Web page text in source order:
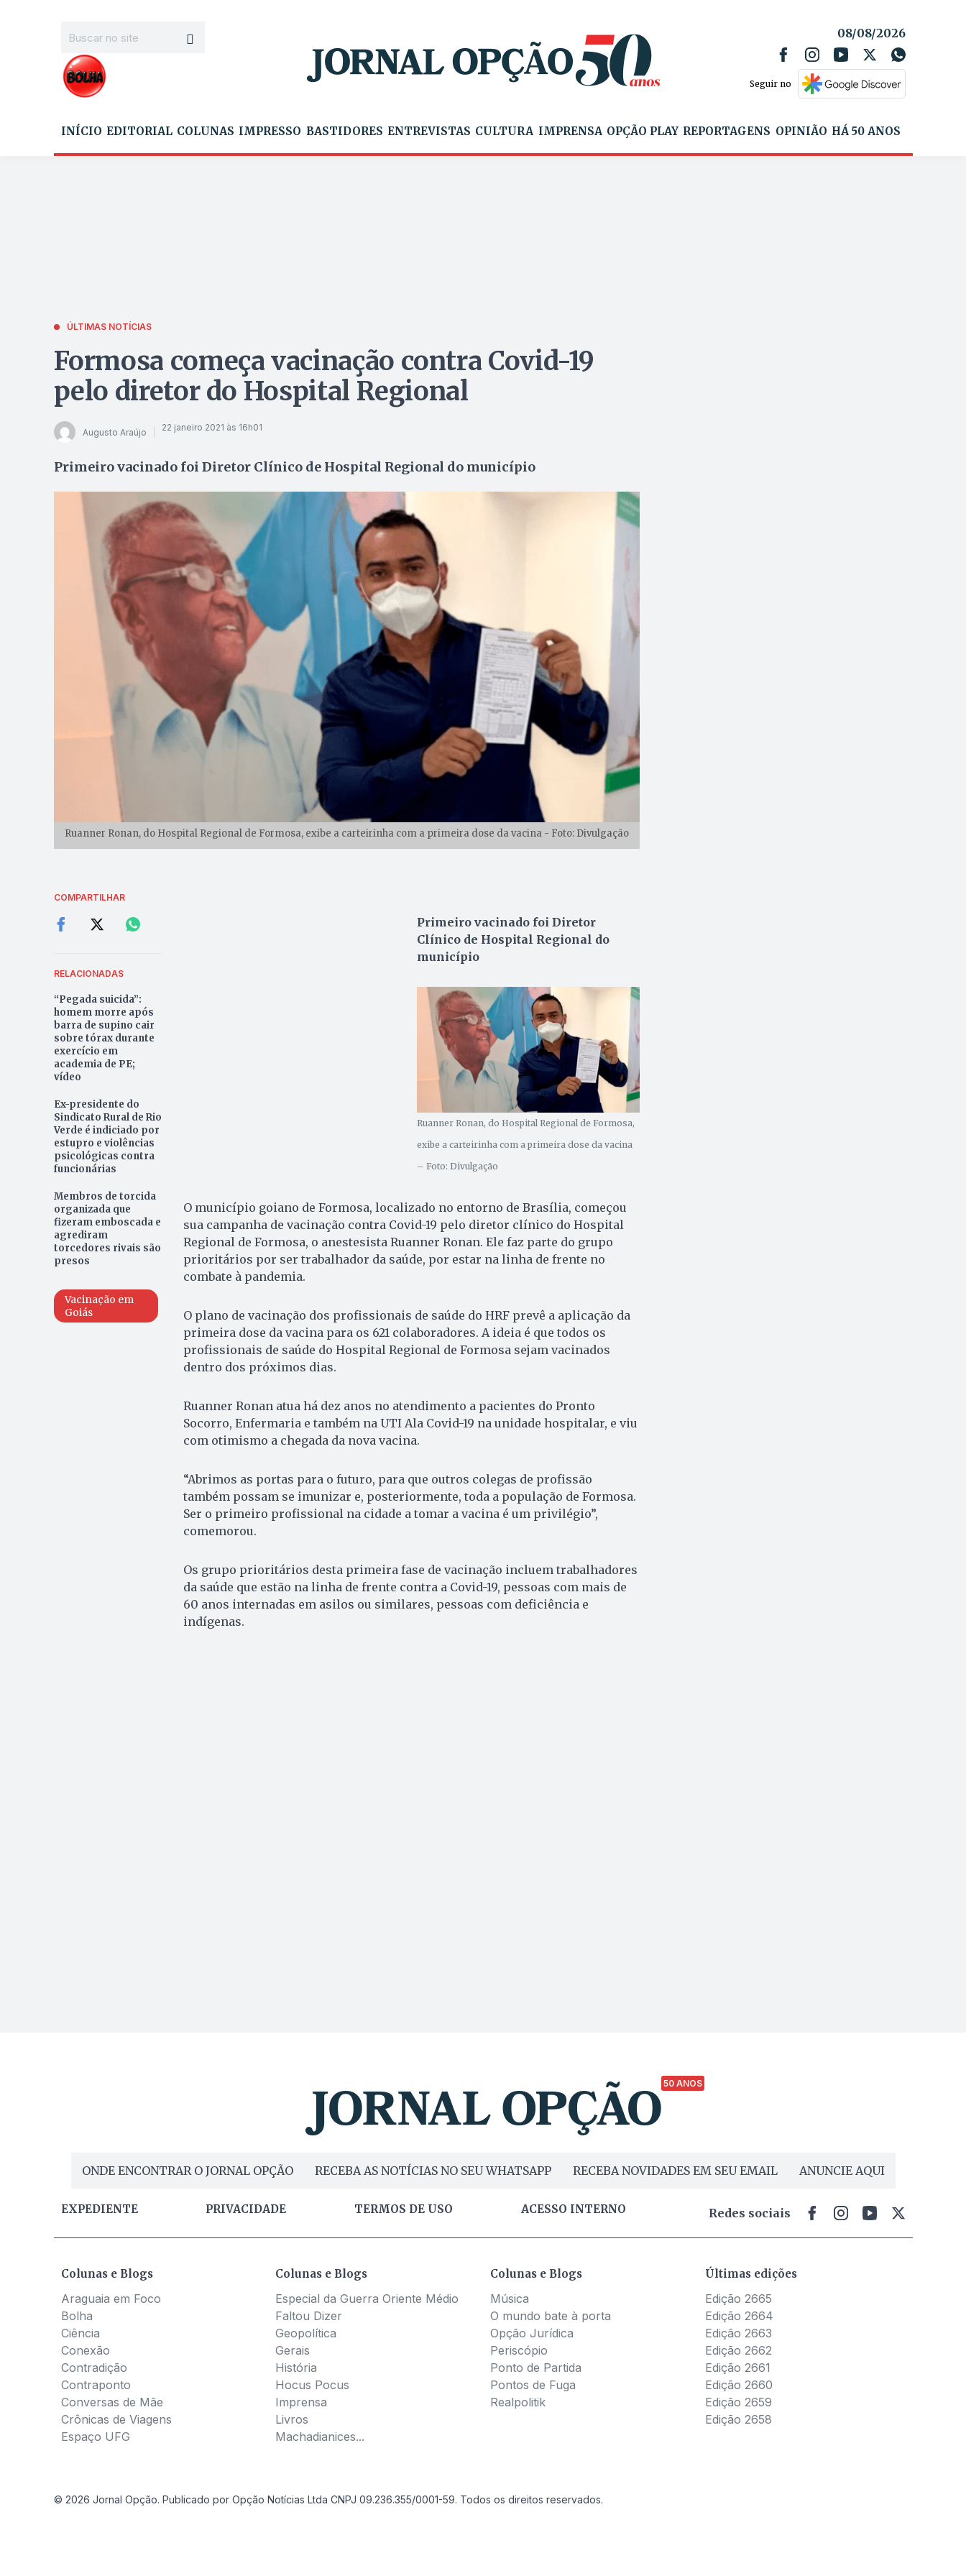
08/08/2026
Seguir no
INÍCIO EDITORIAL COLUNAS IMPRESSO BASTIDORES ENTREVISTAS CULTURA IMPRENSA OPÇÃO PLAY REPORTAGENS OPINIÃO HÁ 50 ANOS
ÚLTIMAS NOTÍCIAS
Formosa começa vacinação contra Covid-19
pelo diretor do Hospital Regional
Augusto Araújo 22 janeiro 2021 às 16h01
Primeiro vacinado foi Diretor Clínico de Hospital Regional do município
Ruanner Ronan, do Hospital Regional de Formosa, exibe a carteirinha com a primeira dose da vacina - Foto: Divulgação
COMPARTILHAR
RELACIONADAS
“Pegada suicida”:
homem morre após
barra de supino cair
sobre tórax durante
exercício em
academia de PE;
vídeo
Ex-presidente do
Sindicato Rural de Rio
Verde é indiciado por
estupro e violências
psicológicas contra
funcionárias
Membros de torcida
organizada que
fizeram emboscada e
agrediram
torcedores rivais são
presos
Vacinação em
Goiás
Primeiro vacinado foi Diretor
Clínico de Hospital Regional do
município
Ruanner Ronan, do Hospital Regional de Formosa,
exibe a carteirinha com a primeira dose da vacina
– Foto: Divulgação
O município goiano de Formosa, localizado no entorno de Brasília, começou
sua campanha de vacinação contra Covid-19 pelo diretor clínico do Hospital
Regional de Formosa, o anestesista Ruanner Ronan. Ele faz parte do grupo
prioritários por ser trabalhador da saúde, por estar na linha de frente no
combate à pandemia.
O plano de vacinação dos profissionais de saúde do HRF prevê a aplicação da
primeira dose da vacina para os 621 colaboradores. A ideia é que todos os
profissionais de saúde do Hospital Regional de Formosa sejam vacinados
dentro dos próximos dias.
Ruanner Ronan atua há dez anos no atendimento a pacientes do Pronto
Socorro, Enfermaria e também na UTI Ala Covid-19 na unidade hospitalar, e viu
com otimismo a chegada da nova vacina.
“Abrimos as portas para o futuro, para que outros colegas de profissão
também possam se imunizar e, posteriormente, toda a população de Formosa.
Ser o primeiro profissional na cidade a tomar a vacina é um privilégio”,
comemorou.
Os grupo prioritários desta primeira fase de vacinação incluem trabalhadores
da saúde que estão na linha de frente contra a Covid-19, pessoas com mais de
60 anos internadas em asilos ou similares, pessoas com deficiência e
indígenas.
50 ANOS
ONDE ENCONTRAR O JORNAL OPÇÃO RECEBA AS NOTÍCIAS NO SEU WHATSAPP RECEBA NOVIDADES EM SEU EMAIL ANUNCIE AQUI
EXPEDIENTE PRIVACIDADE TERMOS DE USO ACESSO INTERNO Redes sociais
Colunas e Blogs
Araguaia em Foco
Bolha
Ciência
Conexão
Contradição
Contraponto
Conversas de Mãe
Crônicas de Viagens
Espaço UFG
Colunas e Blogs
Especial da Guerra Oriente Médio
Faltou Dizer
Geopolítica
Gerais
História
Hocus Pocus
Imprensa
Livros
Machadianices...
Colunas e Blogs
Música
O mundo bate à porta
Opção Jurídica
Periscópio
Ponto de Partida
Pontos de Fuga
Realpolitik
Últimas edições
Edição 2665
Edição 2664
Edição 2663
Edição 2662
Edição 2661
Edição 2660
Edição 2659
Edição 2658
© 2026 Jornal Opção. Publicado por Opção Notícias Ltda CNPJ 09.236.355/0001-59. Todos os direitos reservados.